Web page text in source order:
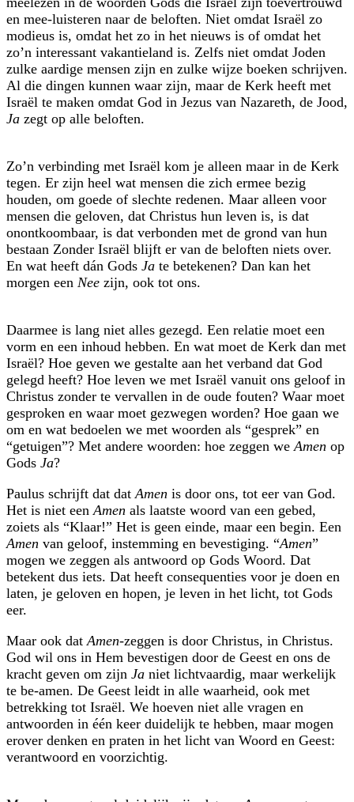
en mee-luisteren naar de beloften. Niet omdat Israël zo
modieus is, omdat het zo in het nieuws is of omdat het
zo’n interessant vakantie­land is. Zelfs niet omdat Joden
zulke aardige mensen zijn en zulke wijze boeken schrijven.
Al die dingen kunnen waar zijn, maar de Kerk heeft met
Israël te maken omdat God in Jezus van Nazareth, de Jood,
Ja zegt op alle beloften.
Zo’n verbinding met Israël kom je alleen maar in de Kerk
tegen. Er zijn heel wat mensen die zich ermee bezig
houden, om goede of slechte redenen. Maar alleen voor
mensen die geloven, dat Christus hun leven is, is dat
onontkoombaar, is dat verbonden met de grond van hun
bestaan Zonder Israël blijft er van de beloften niets over.
En wat heeft dán Gods Ja te betekenen? Dan kan het
morgen een Nee zijn, ook tot ons.
Daarmee is lang niet alles gezegd. Een relatie moet een
vorm en een inhoud hebben. En wat moet de Kerk dan met
Israël? Hoe geven we gestalte aan het verband dat God
gelegd heeft? Hoe leven we met Israël vanuit ons geloof in
Christus zonder te vervallen in de oude fouten? Waar moet
gesproken en waar moet gezwegen worden? Hoe gaan we
om en wat bedoelen we met woorden als
gesprek
en
getuigen ? Met andere woorden: hoe zeggen we Amen op
Gods Ja?
Paulus schrijft dat dat Amen is door ons, tot eer van God.
Het is niet een Amen als laatste woord van een gebed,
zoiets als
Klaar!
Het is geen einde, maar een begin. Een
Amen van geloof, instemming en bevestiging.
Amen
mogen we zeggen als antwoord op Gods Woord. Dat
betekent dus iets. Dat heeft consequenties voor je doen en
laten, je geloven en hopen, je leven in het licht, tot Gods
eer.
Maar ook dat Amen-zeggen is door Christus, in Christus.
God wil ons in Hem bevestigen door de Geest en ons de
kracht geven om zijn Ja niet lichtvaardig, maar werkelijk
te be-amen. De Geest leidt in alle waarheid, ook met
betrekking tot Israël. We hoeven niet alle vragen en
antwoorden in één keer duidelijk te hebben, maar mogen
erover denken en praten in het licht van Woord en Geest:
verantwoord en voorzichtig.